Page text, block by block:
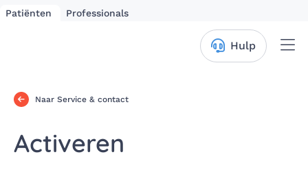
Patiënten Professionals
Hulp
Naar Service & contact
Activeren